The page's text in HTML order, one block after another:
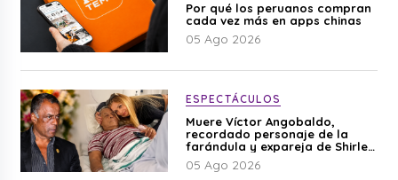
Por qué los peruanos compran
cada vez más en apps chinas
05 Ago 2026
ESPECTÁCULOS
Muere Víctor Angobaldo,
recordado personaje de la
farándula y expareja de Shirley
Cherres
05 Ago 2026